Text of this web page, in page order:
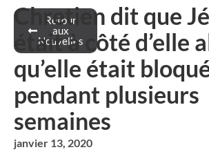
Retour
aux
Nouvelles
Chretien dit que
était à côté d’elle
qu’elle était
pendant plusieurs
semaines
janvier 13, 2020